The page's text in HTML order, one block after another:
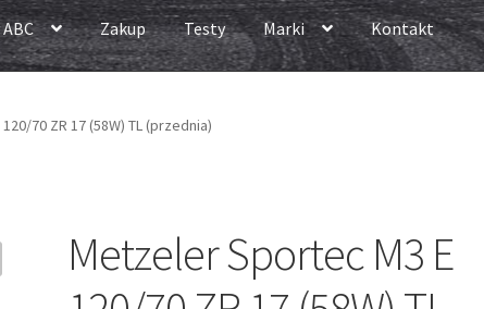
Zakup Testy Marki Kontakt
70 ZR 17 (58W) TL (przednia)
Metzeler Sportec M3 E